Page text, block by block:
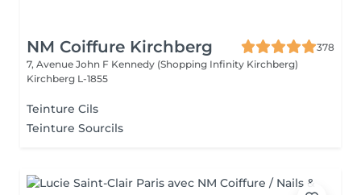
NM Coiffure Kirchberg
378
7, Avenue John F Kennedy (Shopping Infinity Kirchberg)
Kirchberg L-1855
Teinture Cils
Teinture Sourcils